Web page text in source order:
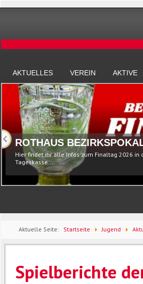
AKTUELLES VEREIN AKTIVE
ROTHAUS
Hier findet ihr alle Infos zum Finaltag 2026 in
Tageskasse...
Aktuelle Seite: Startseite Jugend
Spielberichte